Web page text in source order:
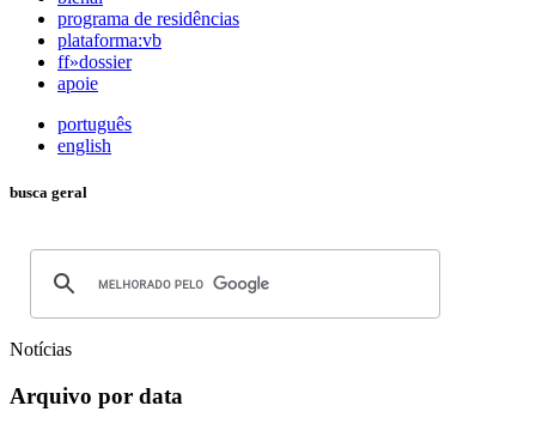
programa de residências
plataforma:vb
ff»dossier
apoie
português
english
busca geral
Notícias
Arquivo por data